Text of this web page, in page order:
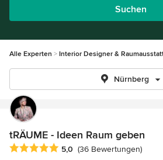
Suchen
Alle Experten Interior Designer &
Nürnberg
tRÄUME - Ideen Raum geben
Durchschnittliche Bewertung: 5 von 5
5,0 (36 Bewertungen)